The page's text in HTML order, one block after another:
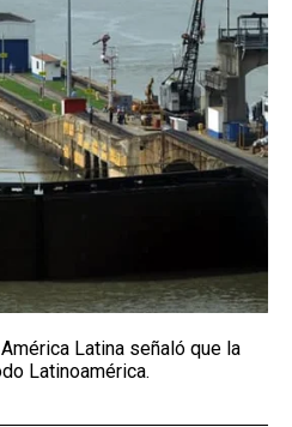
Latina señaló que la
Latinoamérica.